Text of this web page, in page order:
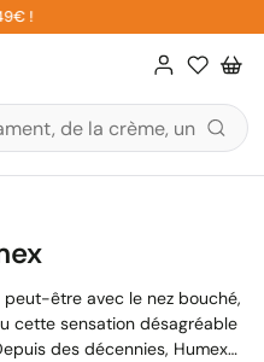
!
peut-être avec le nez bouché,
cette sensation désagréable
des décennies, Humex